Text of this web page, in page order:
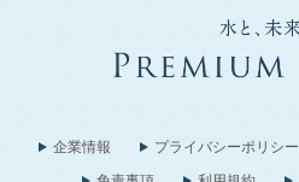
企業情報 プライバシーポリシー